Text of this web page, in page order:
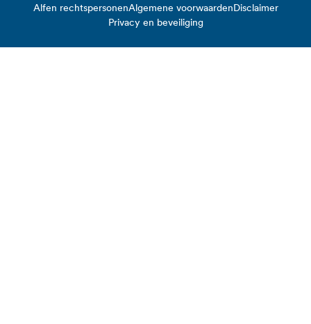
Alfen rechtspersonenAlgemene voorwaarden Disclaimer
Privacy en beveiliging